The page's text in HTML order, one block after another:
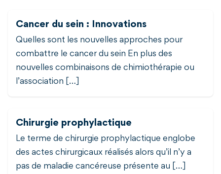
Cancer du sein : Innovations
Quelles sont les nouvelles approches pour
combattre le cancer du sein En plus des
nouvelles combinaisons de chimiothérapie ou
l’association […]
Chirurgie prophylactique
Le terme de chirurgie prophylactique englobe
des actes chirurgicaux réalisés alors qu’il n’y a
pas de maladie cancéreuse présente au […]